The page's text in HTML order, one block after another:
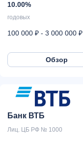
10.00%
годовых
100 000 ₽ - 3 000 000 ₽
Обзор
Банк ВТБ
Лиц. ЦБ РФ № 1000